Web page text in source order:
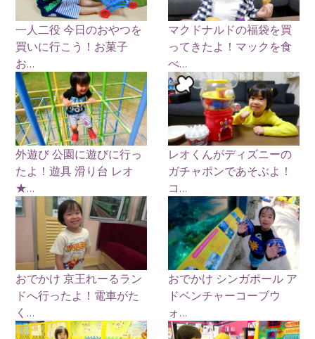
一人二役 今日のおやつを
買いに行こう！お菓子
お...
マクドナルドの福袋を買
ってきたよ！マックを食
べ...
外遊び 公園に遊びに行っ
たよ！遊具 滑り台 レオ
★...
レオくんがディズニーの
ガチャポンであそぶよ！
コ...
おでかけ 京王れーるラン
ドへ行ったよ！電車がた
く...
おでかけ シンガポール ア
ドベンチャーコーブウ
ォ...